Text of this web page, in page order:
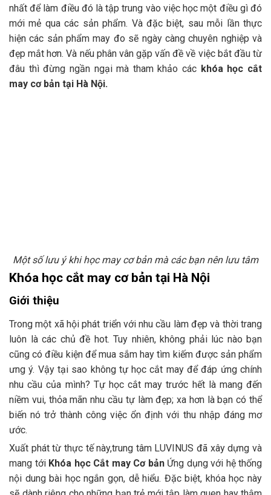
nhất để làm điều đó là tập trung vào việc học một điều gì đó
mới mẻ qua các sản phẩm. Và đặc biệt, sau mỗi lần thực
hiện các sản phẩm may đo sẽ ngày càng chuyên nghiệp và
đẹp mắt hơn. Và nếu phân vân gặp vấn đề về việc bắt đầu từ
đâu thì đừng ngần ngại mà tham khảo các khóa học cắt
may cơ bản tại Hà Nội.
Một số lưu ý khi học may cơ bản mà các bạn nên lưu tâm
Khóa học cắt may cơ bản tại Hà Nội
Giới thiệu
Trong một xã hội phát triển với nhu cầu làm đẹp và thời trang
luôn là các chủ đề hot. Tuy nhiên, không phải lúc nào bạn
cũng có điều kiện để mua sắm hay tìm kiếm được sản phẩm
ưng ý. Vậy tại sao không tự học cắt may để đáp ứng chính
nhu cầu của mình? Tự học cắt may trước hết là mang đến
niềm vui, thỏa mãn nhu cầu tự làm đẹp; xa hơn là bạn có thể
biến nó trở thành công việc ổn định với thu nhập đáng mơ
ước.
Xuất phát từ thực tế này,trung tâm LUVINUS đã xây dựng và
mang tới Khóa học Cắt may Cơ bảnỨng dụng với hệ thống
nội dung bài học ngắn gọn, dễ hiểu. Đặc biệt, khóa học này